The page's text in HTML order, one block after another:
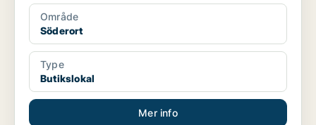
Område
Söderort
Type
Butikslokal
Mer info